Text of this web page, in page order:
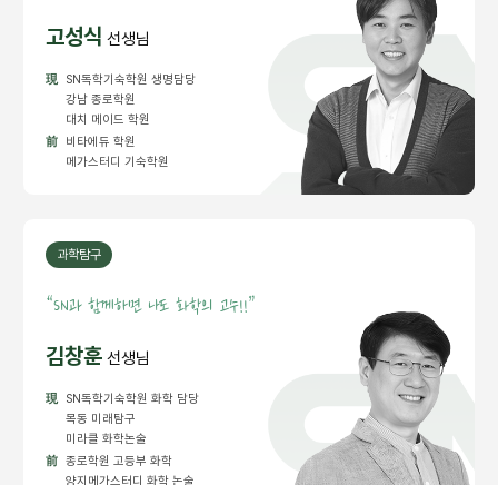
고성식 선생님
現
SN독학기숙학원 생명담당
강남 종로학원
대치 메이드 학원
前
비타에듀 학원
메가스터디 기숙학원
과학탐구
“SN과 함께하면 나도 화학의 고수!!”
김창훈 선생님
現
SN독학기숙학원 화학 담당
목동 미래탐구
미라클 화학논술
前 종로학원 고등부 화학
양지메가스터디 화학 논술